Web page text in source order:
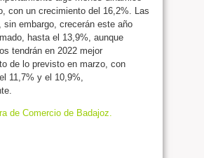
con un crecimiento del 16,2%. Las
sin embargo, crecerán este año
hasta el 13,9%, aunque
tendrán en 2022 mejor
de lo previsto en marzo, con
11,7% y el 10,9%,
de Comercio de Badajoz.